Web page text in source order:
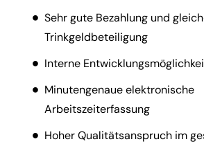
Sehr gute Bezahlung und
Trinkgeldbeteiligung
Interne
Minutengenaue elektronische
Arbeitszeiterfassung
Hoher Qualitätsanspruch im